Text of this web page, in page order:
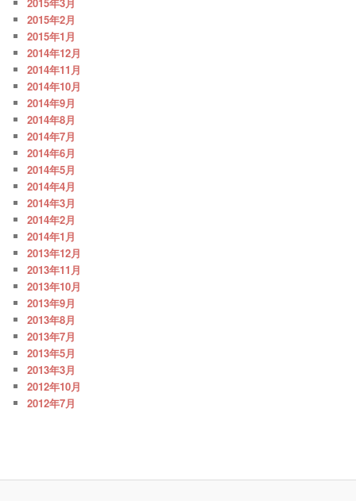
2015年2月
2015年1月
2014年12月
2014年11月
2014年10月
2014年9月
2014年8月
2014年7月
2014年6月
2014年5月
2014年4月
2014年3月
2014年2月
2014年1月
2013年12月
2013年11月
2013年10月
2013年9月
2013年8月
2013年7月
2013年5月
2013年3月
2012年10月
2012年7月